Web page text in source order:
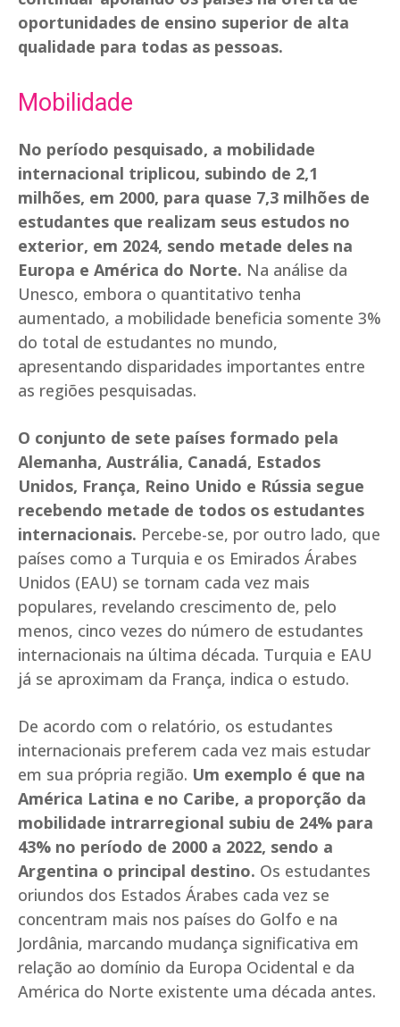
oportunidades de ensino superior de alta
qualidade para todas as pessoas.
Mobilidade
No período pesquisado, a mobilidade
internacional triplicou, subindo de 2,1
milhões, em 2000, para quase 7,3 milhões de
estudantes que realizam seus estudos no
exterior, em 2024, sendo metade deles na
Europa e América do Norte. Na análise da
Unesco, embora o quantitativo tenha
aumentado, a mobilidade beneficia somente 3%
do total de estudantes no mundo,
apresentando disparidades importantes entre
as regiões pesquisadas.
O conjunto de sete países formado pela
Alemanha, Austrália, Canadá, Estados
Unidos, França, Reino Unido e Rússia segue
recebendo metade de todos os estudantes
internacionais. Percebe-se, por outro lado, que
países como a Turquia e os Emirados Árabes
Unidos (EAU) se tornam cada vez mais
populares, revelando crescimento de, pelo
menos, cinco vezes do número de estudantes
internacionais na última década. Turquia e EAU
já se aproximam da França, indica o estudo.
De acordo com o relatório, os estudantes
internacionais preferem cada vez mais estudar
em sua própria região. Um exemplo é que na
América Latina e no Caribe, a proporção da
mobilidade intrarregional subiu de 24% para
43% no período de 2000 a 2022, sendo a
Argentina o principal destino. Os estudantes
oriundos dos Estados Árabes cada vez se
concentram mais nos países do Golfo e na
Jordânia, marcando mudança significativa em
relação ao domínio da Europa Ocidental e da
América do Norte existente uma década antes.